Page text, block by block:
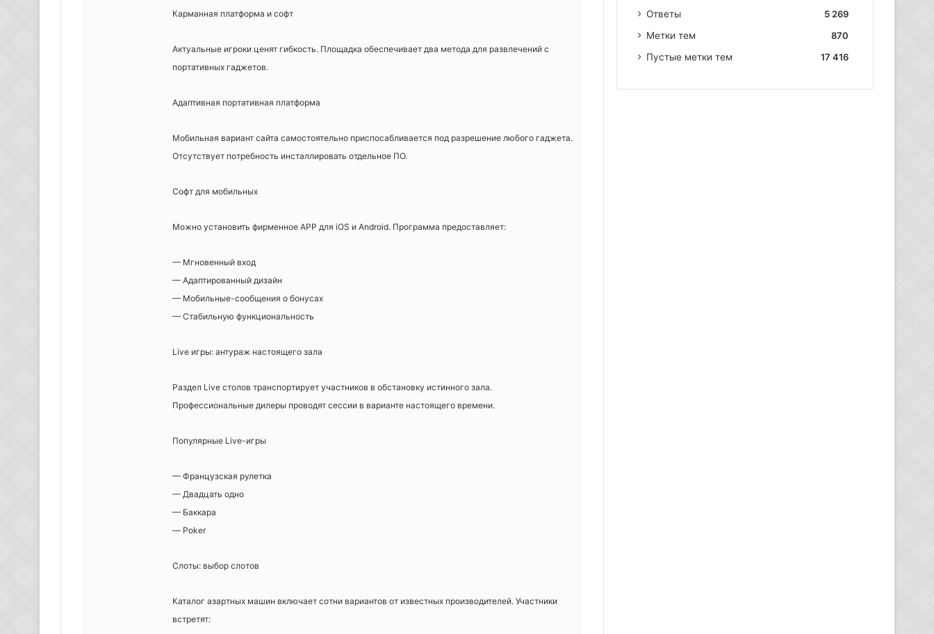
Карманная платформа и софт
Актуальные игроки ценят гибкость. Площадка обеспечивает два метода для развлечений с
портативных гаджетов.
Адаптивная портативная платформа
Мобильная вариант сайта самостоятельно приспосабливается под разрешение любого гаджета.
Отсутствует потребность инсталлировать отдельное ПО.
Софт для мобильных
Можно установить фирменное APP для iOS и Android. Программа предоставляет:
— Мгновенный вход
— Адаптированный дизайн
— Мобильные-сообщения о бонусах
— Стабильную функциональность
Live игры: антураж настоящего зала
Раздел Live столов транспортирует участников в обстановку истинного зала.
Профессиональные дилеры проводят сессии в варианте настоящего времени.
Популярные Live-игры
— Французская рулетка
— Двадцать одно
— Баккара
— Poker
Слоты: выбор слотов
Каталог азартных машин включает сотни вариантов от известных производителей. Участники
встретят:
Ответы
5 269
Метки тем
870
Пустые метки тем
17 416